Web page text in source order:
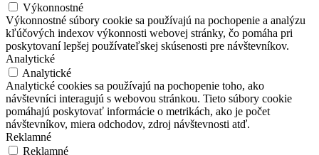
Výkonnostné
Výkonnostné súbory cookie sa používajú na pochopenie a analýzu
kľúčových indexov výkonnosti webovej stránky, čo pomáha pri
poskytovaní lepšej používateľskej skúsenosti pre návštevníkov.
Analytické
Analytické
Analytické cookies sa používajú na pochopenie toho, ako
návštevníci interagujú s webovou stránkou. Tieto súbory cookie
pomáhajú poskytovať informácie o metrikách, ako je počet
návštevníkov, miera odchodov, zdroj návštevnosti atď.
Reklamné
Reklamné